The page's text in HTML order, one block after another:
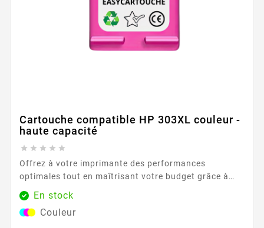
Cartouche compatible HP 303XL couleur -
haute capacité
    
Offrez à votre imprimante des performances
optimales tout en maîtrisant votre budget grâce à
cette cartouche d’encre couleur remanufacturée
compatible HP 303XL haute capacité. Idéale pour un
usage domestique ou professionnel, cette cartouche
En stock
Couleur